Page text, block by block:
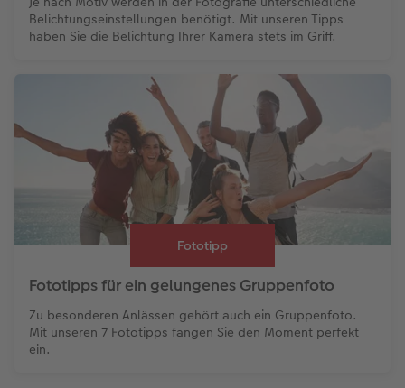
Belichtungseinstellungen benötigt. Mit unseren Tipps
haben Sie die Belichtung Ihrer Kamera stets im Griff.
Fototipp
Fototipps für ein gelungenes Gruppenfoto
Zu besonderen Anlässen gehört auch ein Gruppenfoto.
Mit unseren 7 Fototipps fangen Sie den Moment perfekt
ein.